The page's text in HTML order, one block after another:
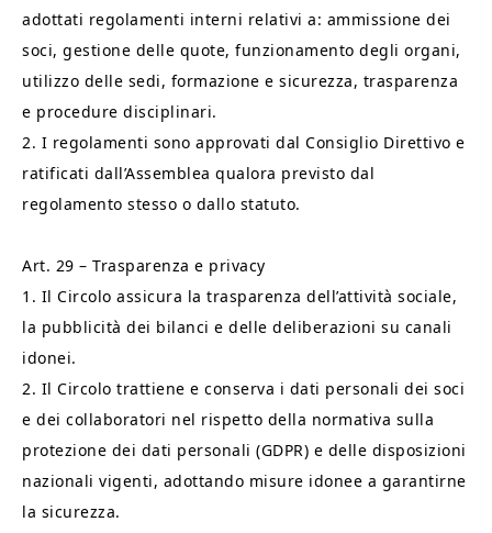
adottati regolamenti interni relativi a: ammissione dei
soci, gestione delle quote, funzionamento degli organi,
utilizzo delle sedi, formazione e sicurezza, trasparenza
e procedure disciplinari.
2. I regolamenti sono approvati dal Consiglio Direttivo e
ratificati dall’Assemblea qualora previsto dal
regolamento stesso o dallo statuto.
Art. 29 – Trasparenza e privacy
1. Il Circolo assicura la trasparenza dell’attività sociale,
la pubblicità dei bilanci e delle deliberazioni su canali
idonei.
2. Il Circolo trattiene e conserva i dati personali dei soci
e dei collaboratori nel rispetto della normativa sulla
protezione dei dati personali (GDPR) e delle disposizioni
nazionali vigenti, adottando misure idonee a garantirne
la sicurezza.